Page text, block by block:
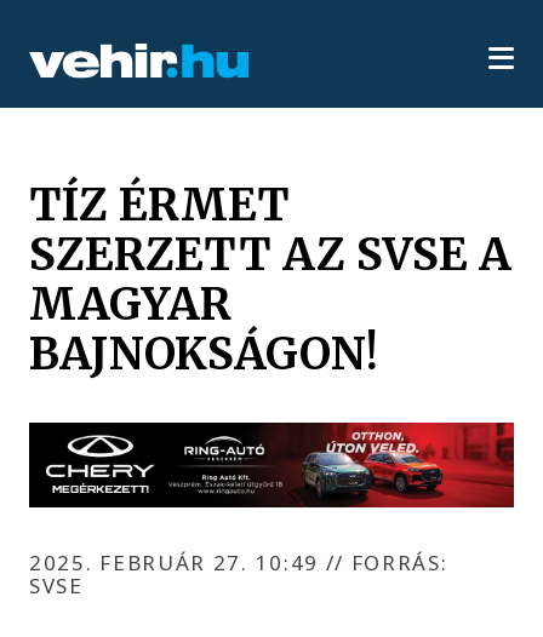
TÍZ ÉRMET
SZERZETT AZ SVSE A
MAGYAR
BAJNOKSÁGON!
2025. FEBRUÁR 27. 10:49 // FORRÁS:
SVSE